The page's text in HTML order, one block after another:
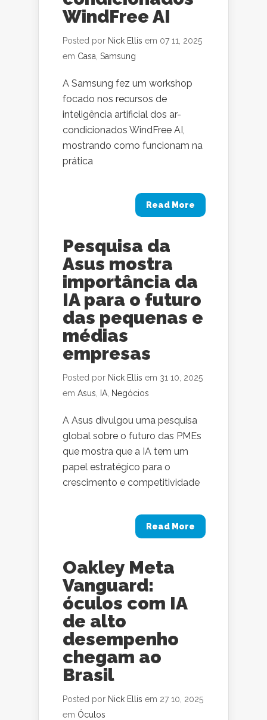
WindFree AI
Posted por Nick Ellis em 07 11, 2025
em Casa Samsung
A Samsung fez um workshop
focado nos recursos de
inteligência artificial dos ar-
condicionados WindFree AI,
mostrando como funcionam na
prática
Read More
Pesquisa da
Asus mostra
importância da
IA para o futuro
das pequenas e
médias
empresas
Posted por Nick Ellis em 31 10, 2025
em Asus IA Negócios
A Asus divulgou uma pesquisa
global sobre o futuro das PMEs
que mostra que a IA tem um
papel estratégico para o
crescimento e competitividade
Read More
Oakley Meta
Vanguard:
óculos com IA
de alto
desempenho
chegam ao
Brasil
Posted por Nick Ellis em 27 10, 2025
em Óculos